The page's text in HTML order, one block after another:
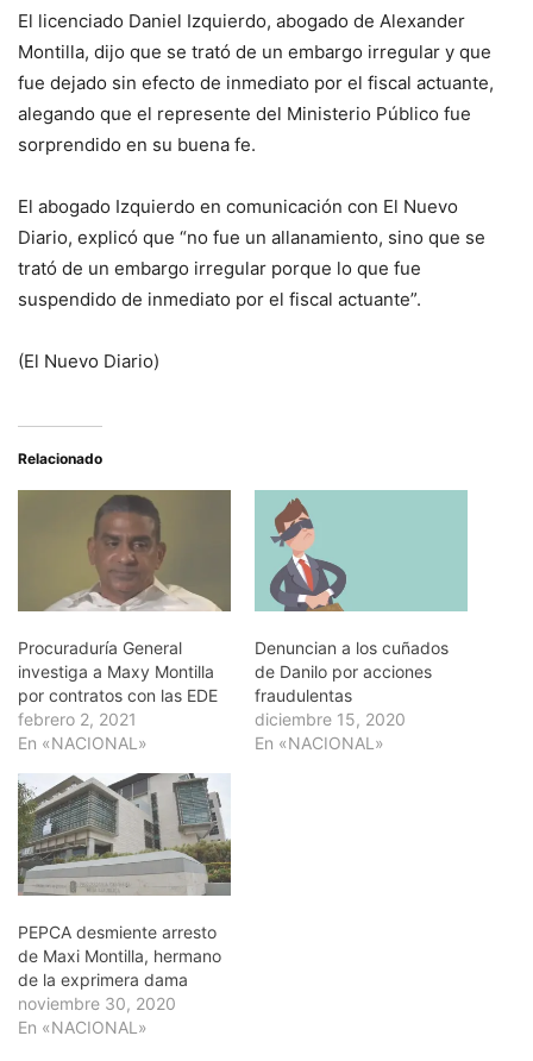
El licenciado Daniel Izquierdo, abogado de Alexander
Montilla, dijo que se trató de un embargo irregular y que
fue dejado sin efecto de inmediato por el fiscal actuante,
alegando que el represente del Ministerio Público fue
sorprendido en su buena fe.
El abogado Izquierdo en comunicación con El Nuevo
Diario, explicó que “no fue un allanamiento, sino que se
trató de un embargo irregular porque lo que fue
suspendido de inmediato por el fiscal actuante”.
(El Nuevo Diario)
Relacionado
Procuraduría General
investiga a Maxy Montilla
por contratos con las EDE
febrero 2, 2021
En «NACIONAL»
Denuncian a los cuñados
de Danilo por acciones
fraudulentas
diciembre 15, 2020
En «NACIONAL»
PEPCA desmiente arresto
de Maxi Montilla, hermano
de la exprimera dama
noviembre 30, 2020
En «NACIONAL»